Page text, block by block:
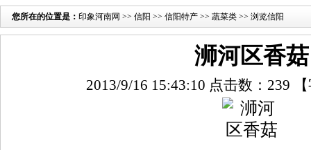
您所在的位置是： 印象河南网 >> 信阳 >> 信阳特产 >> 蔬菜类 >> 浏览信阳
浉河区香菇
2013/9/16 15:43:10 点击数： 239